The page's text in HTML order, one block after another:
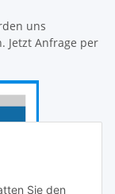
Sie den
uns
Jetzt Anfrage per